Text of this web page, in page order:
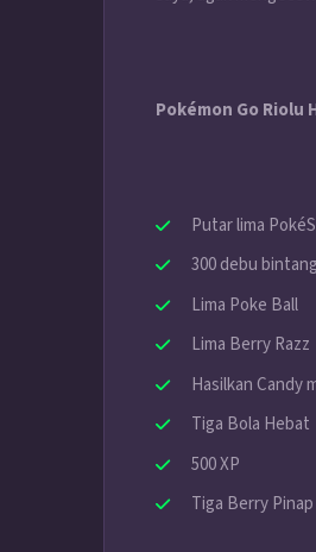
Pokémon Go Riolu
Putar lima
300 debu bintang
Lima Poke Ball
Lima Berry Razz
Hasilkan Candy
Tiga Bola Hebat
500 XP
Tiga Berry Pinap